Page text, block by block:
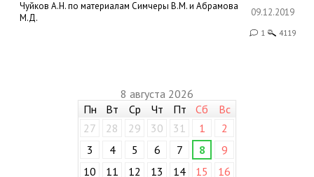
Чуйков А.Н. по материалам Симчеры В.М. и Абрамова
М.Д.
09.12.2019
1 4119
8 августа 2026
Пн
Вт Ср Чт Пт Сб
Вс
27
28 29 30 31 1
2
3
4 5 6 7 8
9
10
11 12 13 14 15
16